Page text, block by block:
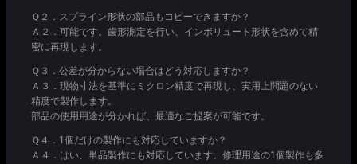
Ｑ２．スプライン形状の部品もコピーできますか？
Ａ２．可能です。歯形測定を行い、インボリュート形状を含めて精
密に再現します。
Ｑ３．公差が分からない場合はどう対応しますか？
Ａ３．現物寸法を基準にミクロン精度で再現し、実用上問題のない
精度で製作します。
部品の使用用途が分かれば、最適なご提案が可能です。
Ｑ４．1個だけの製作にも対応していますか？
Ａ４．はい、単品製作にも対応しています。修理用途の1個製作も多